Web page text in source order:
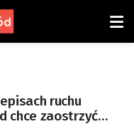
ruchu
chce zaostrzyć